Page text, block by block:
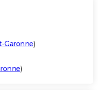
Garonne)
)